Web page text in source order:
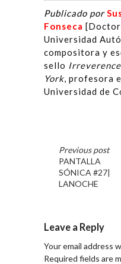
Publicado por
Fonseca
Universidad
compositora y
sello
York, profesora
Universidad de
Previous post
PANTALLA
SÓNICA #27|
LANOCHE
Leave a Reply
Your email address
Required fields are